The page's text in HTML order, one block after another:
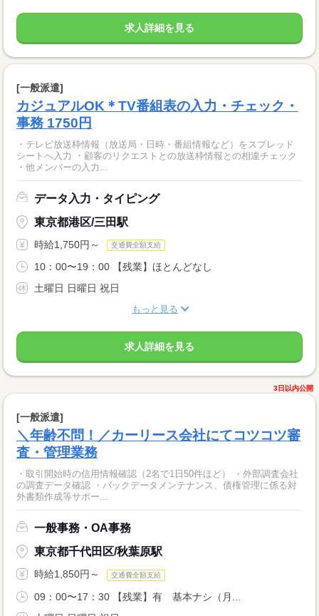
求人詳細を見る
[一般派遣]
カジュアルOK＊TV番組表の入力・チェック・
事務 1750円
・テレビ放送枠情報（放送局・日時・番組情報など）をスプレッド
シートへ入力 ・顧客のリクエストとの放送枠情報との相違チェック
・他メンバーの入力...
データ入力・タイピング
東京都港区/三田駅
時給1,750円～ 交通費全額支給
10：00〜19：00 【残業】ほとんどなし
土曜日 日曜日 祝日
もっと見る
求人詳細を見る
3日以内公開
[一般派遣]
＼年齢不問！／カーリース会社にてコツコツ審
査・管理業務
・取引開始時の信用情報確認（2名で1日50件ほど） ・外部調査会社
の調査データ確認 ・バックデータメンテナンス、債権管理に係る対
外書類作成等サポー...
一般事務・OA事務
東京都千代田区/秋葉原駅
時給1,850円～ 交通費全額支給
09：00〜17：30 【残業】有 基本ナシ（月...